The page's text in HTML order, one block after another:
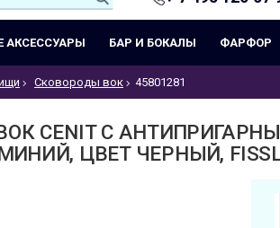
АКСЕССУАРЫ БАР И БОКАЛЫ ФАРФОР
Сковороды вок 45801281
CENIT С
ЦВЕТ ЧЕРНЫЙ,